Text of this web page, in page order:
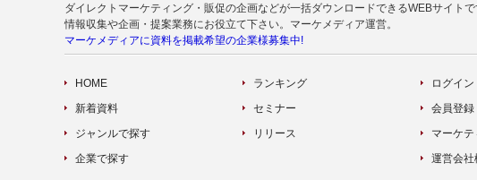
ダイレクトマーケティング・販促の企画などが一括ダウンロードできるWEBサイトで
情報収集や企画・提案業務にお役立て下さい。マーケメディア運営。
マーケメディアに資料を掲載希望の企業様募集中!
HOME
新着資料
ジャンルで探す
企業で探す
ランキング
セミナー
リリース
ログイン
会員登録
マーケ
運営会社